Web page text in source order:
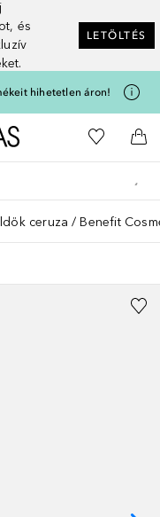
és
LETÖLTÉS
hihetetlen áron!
A Douglas Főoldalra
A
ceruza Benefit